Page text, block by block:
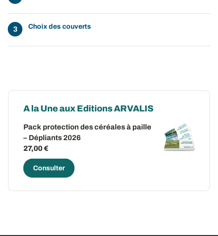
Choix des couverts
A la Une aux Editions ARVALIS
Pack protection des céréales à paille
– Dépliants 2026
27,00 €
Consulter